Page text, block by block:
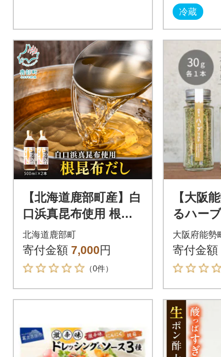
冷蔵
【北海道鹿部町産】白
口浜真昆布使用 根昆
布だし 500ml×2本 SS
31-3
北海道鹿部町
寄付金額 7,000円
（0件）
【大阪
るハー
香る大
本セット
大阪府能勢
寄付金額